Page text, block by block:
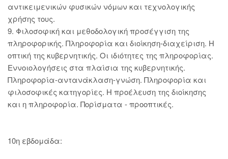
αντικειμενικών φυσικών νόμων και τεχνολογικής
χρήσης τους.
9. Φιλοσοφική και μεθοδολογική προσέγγιση της
πληροφορικής. Πληροφορία και διοίκηση-διαχείριση. Η
οπτική της κυβερνητικής. Οι ιδιότητες της πληροφορίας.
Εννοιολογήσεις στα πλαίσια της κυβερνητικής.
Πληροφορία-αντανάκλαση-γνώση. Πληροφορία και
φιλοσοφικές κατηγορίες. Η προέλευση της διοίκησης
και η πληροφορία. Πορίσματα - προοπτικές.
10η εβδομάδα: